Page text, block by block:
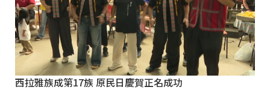
西拉雅族成第17族 原民日慶賀正名成功